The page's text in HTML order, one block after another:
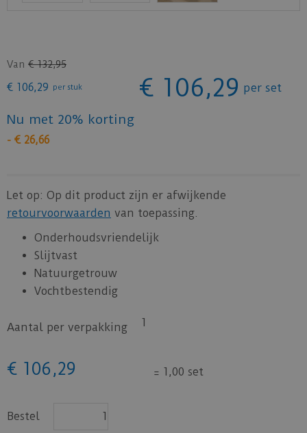
Van € 132,95
€ 106,29 per stuk € 106,29 per set
Nu met 20% korting
- € 26,66
Let op: Op dit product zijn er afwijkende
retourvoorwaarden van toepassing.
Onderhoudsvriendelijk
Slijtvast
Natuurgetrouw
Vochtbestendig
Aantal per verpakking 1
€ 106 ,29 = 1,00 set
Bestel